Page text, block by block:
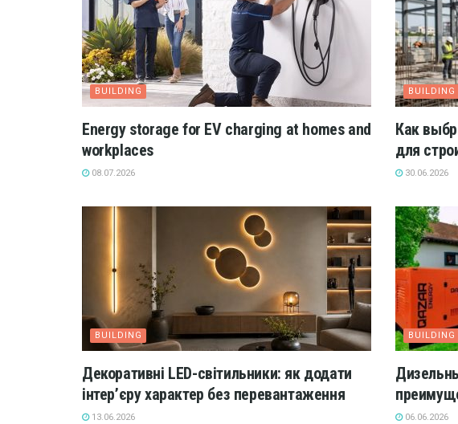
BUILDING
Energy storage for EV charging at homes and
workplaces
08.07.2026
BUILDING
Как
для
30.06.2026
BUILDING
Декоративні LED-світильники: як додати
інтер’єру характер без перевантаження
13.06.2026
BUILDING
06.06.2026